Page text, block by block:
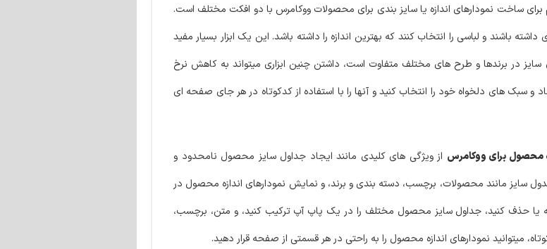
برای ساخت نمودارهای اندازه یا سایز بندی برای محصولات ووکامرس با دو افکت مختلف است.
باشند و لباسی را انتخاب کنند که بهترین اندازه را داشته باشد. این یک ابزار بسیار مفید
سایز در برندها و طرح های مختلف متفاوت است، داشتن چنین ابزاری میتواند به کاهش نرخ
و سبک های دلخواه خود را انتخاب کنید و آنها را با استفاده از کدکوتاه در هر جای صفحه ای
از ویژگی های کلیدی مانند ایجاد جداول سایز محصول نامحدود و
مانند محصولات، برچسب، دسته بندی و برند، و نمایش نمودارهای اندازه محصول در
یا حذف کنید، جداول سایز محصول مختلف را در یک پاپ آپ ترکیب کنید، و متن، برچسب،
میتوانید نمودارهای اندازه محصول را به راحتی در هر قسمتی از صفحه قرار دهید.